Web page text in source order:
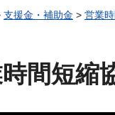
支援金・補助金 > 営業
間短縮